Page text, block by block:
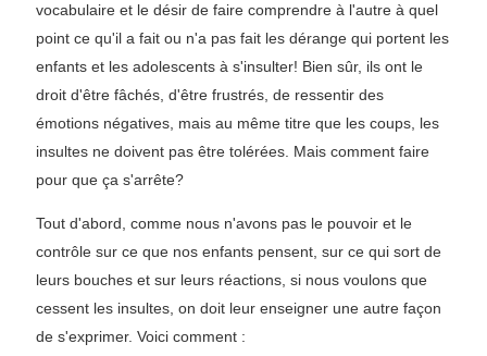
vocabulaire et le désir de faire comprendre à l'autre à quel
point ce qu'il a fait ou n'a pas fait les dérange qui portent les
enfants et les adolescents à s'insulter! Bien sûr, ils ont le
droit d'être fâchés, d'être frustrés, de ressentir des
émotions négatives, mais au même titre que les coups, les
insultes ne doivent pas être tolérées. Mais comment faire
pour que ça s'arrête?
Tout d'abord, comme nous n'avons pas le pouvoir et le
contrôle sur ce que nos enfants pensent, sur ce qui sort de
leurs bouches et sur leurs réactions, si nous voulons que
cessent les insultes, on doit leur enseigner une autre façon
de s'exprimer. Voici comment :